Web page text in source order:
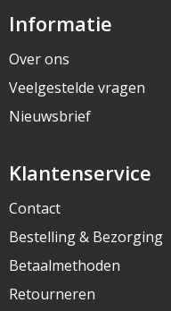
Informatie
Over ons
Veelgestelde vragen
Nieuwsbrief
Klantenservice
Contact
Bestelling & Bezorging
Betaalmethoden
Retourneren